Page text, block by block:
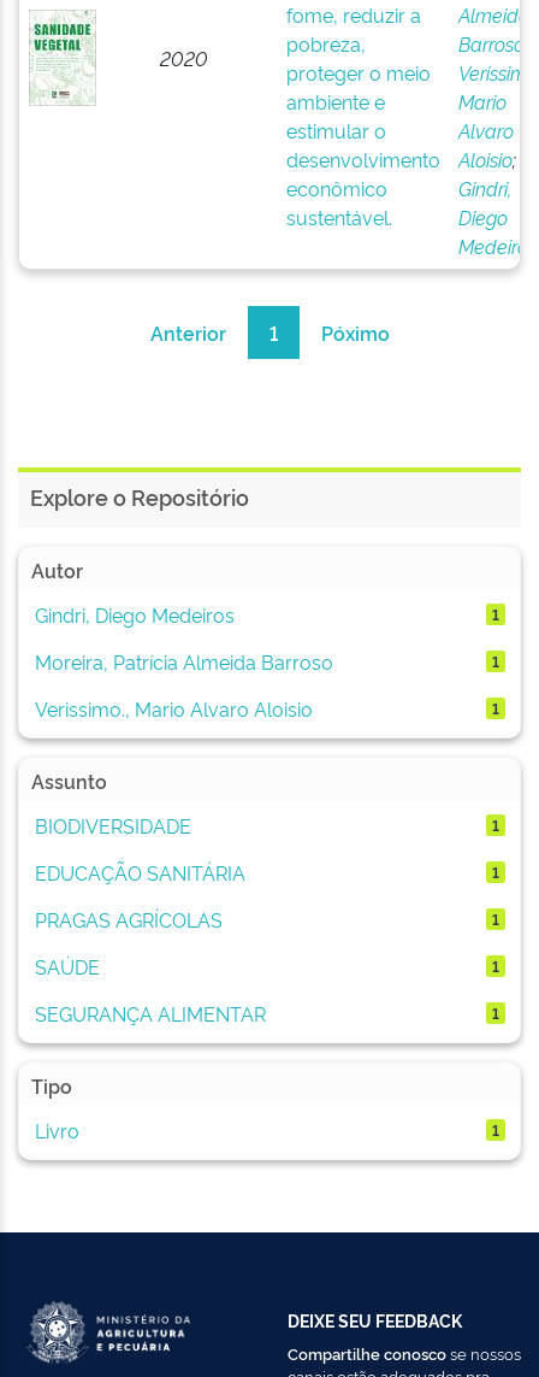
2020
fome, reduzir a
pobreza,
proteger o meio
ambiente e
estimular o
desenvolvimento
econômico
sustentável.
Almeida
Barroso
Mario
Alvaro
Aloisio;
Gindri,
Diego
Medeiros
Anterior 1 Póximo
Explore o Repositório
Autor
Gindri, Diego Medeiros
1
Moreira, Patrícia Almeida Barroso 1
Verissimo., Mario Alvaro Aloisio 1
Assunto
BIODIVERSIDADE
1
EDUCAÇÃO SANITÁRIA 1
PRAGAS AGRÍCOLAS 1
SAÚDE 1
SEGURANÇA ALIMENTAR 1
Tipo
Livro
1
DEIXE SEU FEEDBACK
Compartilhe conoscose nossos